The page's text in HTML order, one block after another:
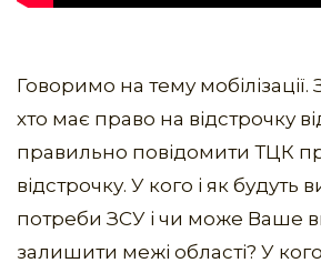
Говоримо на тему
хто має право на відстрочку
правильно повідомити ТЦК
відстрочку. У кого і як будуть
потреби ЗСУ і чи може Ваше
залишити межі області? У